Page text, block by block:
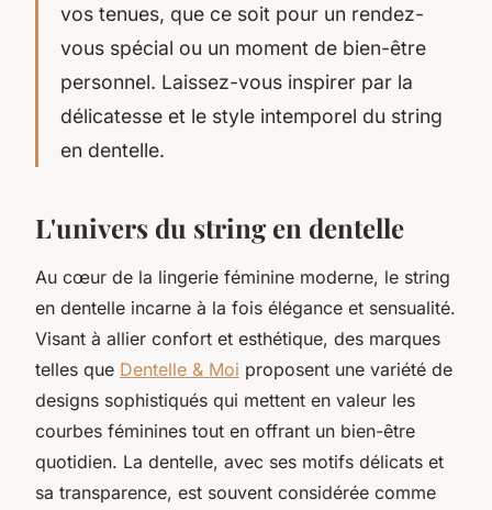
vos tenues, que ce soit pour un rendez-
vous spécial ou un moment de bien-être
personnel. Laissez-vous inspirer par la
délicatesse et le style intemporel du string
en dentelle.
L'univers du string en dentelle
Au cœur de la lingerie féminine moderne, le string
en dentelle incarne à la fois élégance et sensualité.
Visant à allier confort et esthétique, des marques
telles que Dentelle & Moi proposent une variété de
designs sophistiqués qui mettent en valeur les
courbes féminines tout en offrant un bien-être
quotidien. La dentelle, avec ses motifs délicats et
sa transparence, est souvent considérée comme